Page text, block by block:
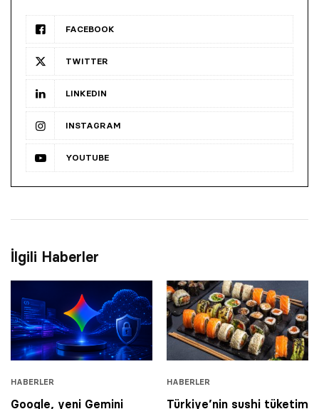
FACEBOOK
TWITTER
LINKEDIN
INSTAGRAM
YOUTUBE
İlgili Haberler
HABERLER
Google, yeni Gemini
HABERLER
Türkiye’nin sushi tüketim